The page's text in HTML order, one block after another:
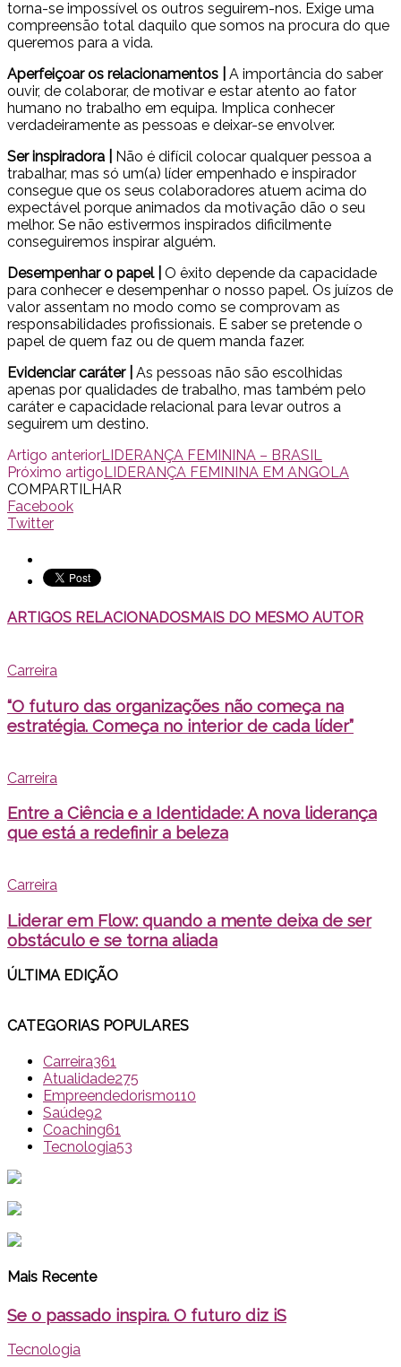
torna-se impossível os outros seguirem-nos. Exige uma
compreensão total daquilo que somos na procura do que
queremos para a vida.
Aperfeiçoar os relacionamentos |
A importância do saber
ouvir, de colaborar, de motivar e estar atento ao fator
humano no trabalho em equipa. Implica conhecer
verdadeiramente as pessoas e deixar-se envolver.
Ser inspiradora |
Não é difícil colocar qualquer pessoa a
trabalhar, mas só um(a) líder empenhado e inspirador
consegue que os seus colaboradores atuem acima do
expectável porque animados da motivação dão o seu
melhor. Se não estivermos inspirados dificilmente
conseguiremos inspirar alguém.
Desempenhar o papel | O êxito depende da capacidade
para conhecer e desempenhar o nosso papel. Os juízos de
valor assentam no modo como se comprovam as
responsabilidades profissionais. E saber se pretende o
papel de quem faz ou de quem manda fazer.
Evidenciar caráter | As pessoas não são escolhidas
apenas por qualidades de trabalho, mas também pelo
caráter e capacidade relacional para levar outros a
seguirem um destino.
Artigo anteriorLIDERANÇA FEMININA – BRASIL
Próximo artigoLIDERANÇA FEMININA EM ANGOLA
COMPARTILHAR
Facebook
Twitter
ARTIGOS RELACIONADOSMAIS DO MESMO AUTOR
Carreira
“O futuro das organizações não começa na
estratégia. Começa no interior de cada líder”
Carreira
Entre a Ciência e a Identidade: A nova liderança
que está a redefinir a beleza
Carreira
Liderar em Flow: quando a mente deixa de ser
obstáculo e se torna aliada
ÚLTIMA EDIÇÃO
CATEGORIAS POPULARES
Carreira361
Atualidade275
Empreendedorismo110
Saúde92
Coaching61
Tecnologia53
Mais Recente
Se o passado inspira. O futuro diz iS
Tecnologia